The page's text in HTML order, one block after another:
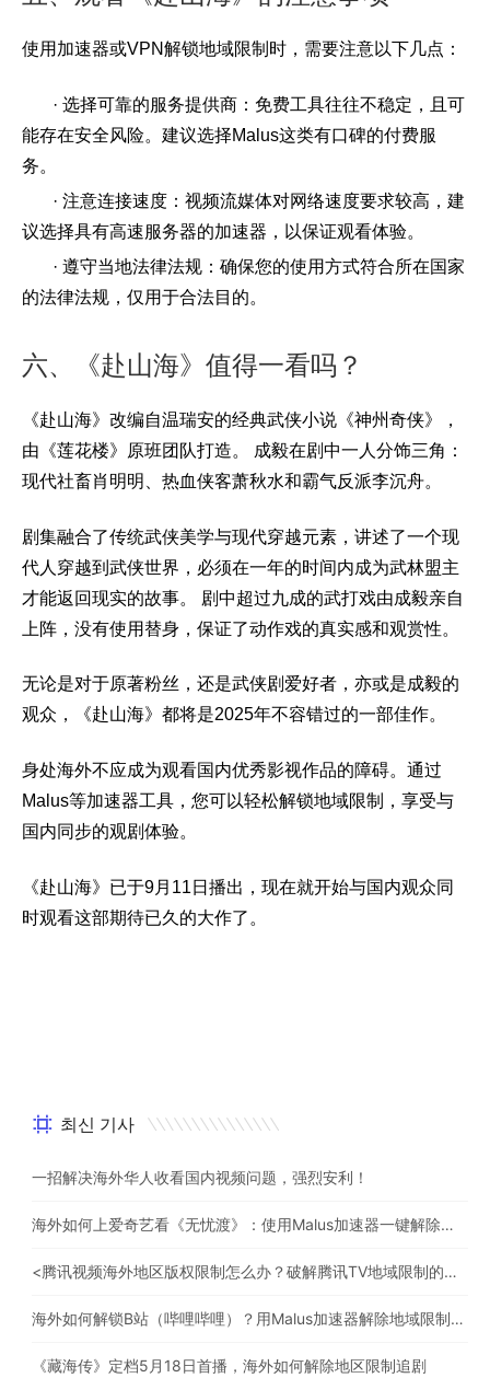
使用加速器或VPN解锁地域限制时，需要注意以下几点：
· 选择可靠的服务提供商：免费工具往往不稳定，且可
能存在安全风险。建议选择Malus这类有口碑的付费服
务。
· 注意连接速度：视频流媒体对网络速度要求较高，建
议选择具有高速服务器的加速器，以保证观看体验。
· 遵守当地法律法规：确保您的使用方式符合所在国家
的法律法规，仅用于合法目的。
六、《赴山海》值得一看吗？
《赴山海》改编自温瑞安的经典武侠小说《神州奇侠》，
由《莲花楼》原班团队打造。 成毅在剧中一人分饰三角：
现代社畜肖明明、热血侠客萧秋水和霸气反派李沉舟。
剧集融合了传统武侠美学与现代穿越元素，讲述了一个现
代人穿越到武侠世界，必须在一年的时间内成为武林盟主
才能返回现实的故事。 剧中超过九成的武打戏由成毅亲自
上阵，没有使用替身，保证了动作戏的真实感和观赏性。
无论是对于原著粉丝，还是武侠剧爱好者，亦或是成毅的
观众，《赴山海》都将是2025年不容错过的一部佳作。
身处海外不应成为观看国内优秀影视作品的障碍。通过
Malus等加速器工具，您可以轻松解锁地域限制，享受与
国内同步的观剧体验。
《赴山海》已于9月11日播出，现在就开始与国内观众同
时观看这部期待已久的大作了。
최신 기사
一招解决海外华人收看国内视频问题，强烈安利！
海外如何上爱奇艺看《无忧渡》：使用Malus加速器一键解除地域限制
<腾讯视频海外地区版权限制怎么办？破解腾讯TV地域限制的办法>
海外如何解锁B站（哔哩哔哩）？用Malus加速器解除地域限制，一键流畅追番
《藏海传》定档5月18日首播，海外如何解除地区限制追剧